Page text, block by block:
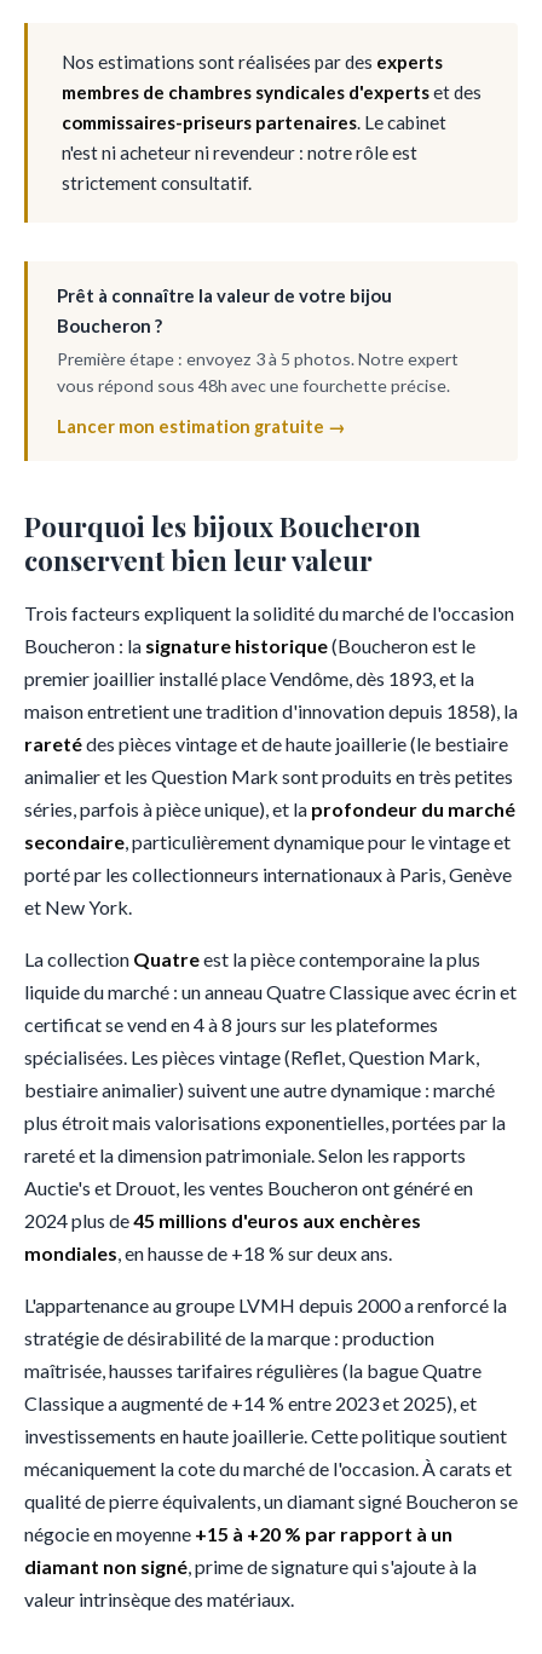
Nos estimations sont réalisées par des experts
membres de chambres syndicales d'expertset des
commissaires-priseurs partenaires. Le cabinet
n'est ni acheteur ni revendeur : notre rôle est
strictement consultatif.
Prêt à connaître la valeur de votre bijou
Boucheron ?
Première étape : envoyez 3 à 5 photos. Notre expert
vous répond sous 48h avec une fourchette précise.
Lancer mon estimation gratuite →
Pourquoi les bijoux Boucheron
conservent bien leur valeur
Trois facteurs expliquent la solidité du marché de l'occasion
Boucheron : la signature historique(Boucheron est le
premier joaillier installé place Vendôme, dès 1893, et la
maison entretient une tradition d'innovation depuis 1858), la
raretédes pièces vintage et de haute joaillerie (le bestiaire
animalier et les Question Mark sont produits en très petites
séries, parfois à pièce unique), et la profondeur du marché
secondaire, particulièrement dynamique pour le vintage et
porté par les collectionneurs internationaux à Paris, Genève
et New York.
La collection Quatreest la pièce contemporaine la plus
liquide du marché : un anneau Quatre Classique avec écrin et
certificat se vend en 4 à 8 jours sur les plateformes
spécialisées. Les pièces vintage (Reflet, Question Mark,
bestiaire animalier) suivent une autre dynamique : marché
plus étroit mais valorisations exponentielles, portées par la
rareté et la dimension patrimoniale. Selon les rapports
Auctie's et Drouot, les ventes Boucheron ont généré en
2024 plus de45 millions d'euros aux enchères
mondiales, en hausse de +18 % sur deux ans.
L'appartenance au groupe LVMH depuis 2000 a renforcé la
stratégie de désirabilité de la marque : production
maîtrisée, hausses tarifaires régulières (la bague Quatre
Classique a augmenté de +14 % entre 2023 et 2025), et
investissements en haute joaillerie. Cette politique soutient
mécaniquement la cote du marché de l'occasion. À carats et
qualité de pierre équivalents, un diamant signé Boucheron se
négocie en moyenne +15 à +20 % par rapport à un
diamant non signé, prime de signature qui s'ajoute à la
valeur intrinsèque des matériaux.